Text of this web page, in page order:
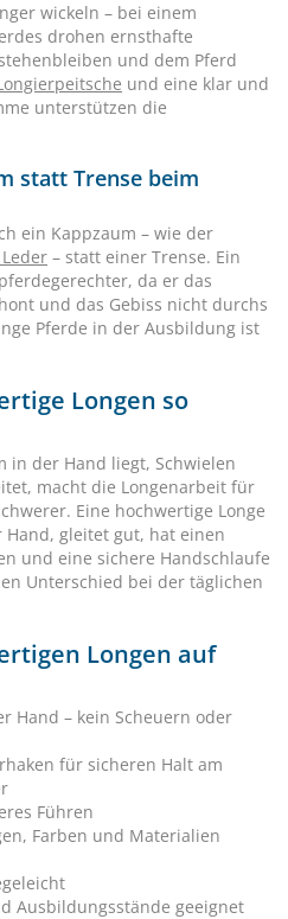
wickeln – bei einem
drohen ernsthafte
und dem Pferd
und eine klar und
unterstützen die
statt Trense beim
ein Kappzaum – wie der
– statt einer Trense. Ein
da er das
und das Gebiss nicht durchs
Pferde in der Ausbildung ist
Longen so
in der Hand liegt, Schwielen
macht die Longenarbeit für
Eine hochwertige Longe
gleitet gut, hat einen
und eine sichere Handschlaufe
Unterschied bei der täglichen
Longen auf
Hand – kein Scheuern oder
für sicheren Halt am
Führen
Farben und Materialien
Ausbildungsstände geeignet